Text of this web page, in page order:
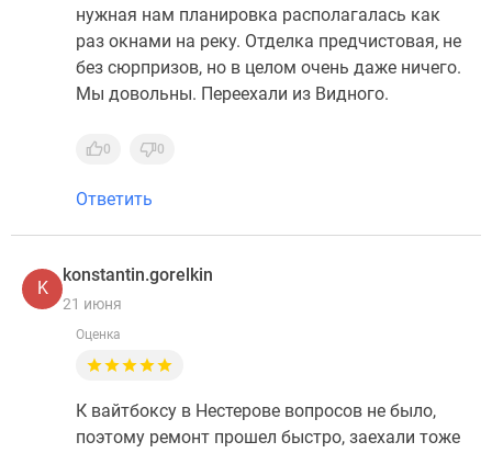
нужная нам планировка располагалась как
раз окнами на реку. Отделка предчистовая, не
без сюрпризов, но в целом очень даже ничего.
Мы довольны. Переехали из Видного.
0 0
Ответить
K
konstantin.gorelkin
21 июня
Оценка
К вайтбоксу в Нестерове вопросов не было,
поэтому ремонт прошел быстро, заехали тоже